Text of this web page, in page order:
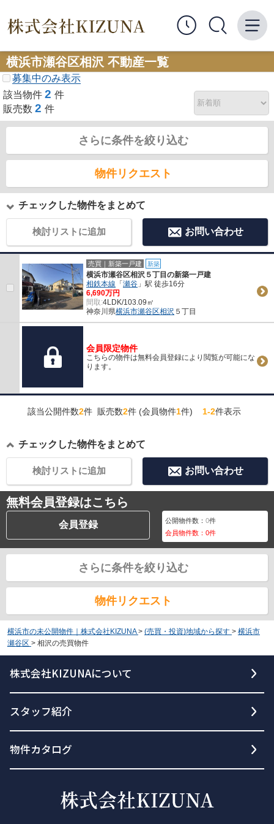
横浜市瀬谷区相沢 不動産一覧
募集中のみ表示
該当物件 2 件
販売数 2 件
さらに条件を絞り込む
物件リクエスト
チェックした物件をまとめて
検討リストに追加 お問い合わせ
売買｜新築一戸建 新築
横浜市瀬谷区相沢５丁目の新築一戸建
相鉄本線 「瀬谷 」駅 徒歩16分
6,690万円
間取:4LDK/103.09㎡
神奈川県横浜市瀬谷区相沢 ５丁目
会員限定物件
こちらの物件は無料会員登録により閲覧が可能にな
ります。
該当公開件数2件 販売数2件 (会員物件1件) 1-2件表示
チェックした物件をまとめて
お問い合わせ
検討リストに追加
無料会員登録はこちら
会員登録 公開物件数：0件
会員物件数：0件
さらに条件を絞り込む
物件リクエスト
横浜市の未公開物件｜株式会社KIZUNA > (売買・投資)地域から探す > 横浜市
瀬谷区 > 相沢の売買物件
株式会社KIZUNAについて
スタッフ紹介
物件カタログ